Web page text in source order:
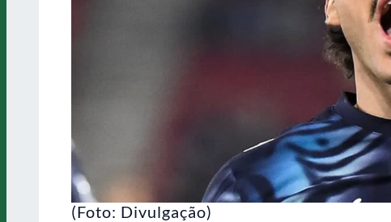
(Foto: Divulgação)